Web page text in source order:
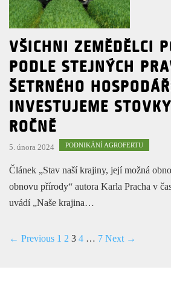
VŠICHNI ZEMĚDĚLCI
PODLE STEJNÝCH
ŠETRNÉHO
INVESTUJEME
ROČNĚ
5. února 2024 PODNIKÁNÍ AGROFERTU
Článek „Stav naší krajiny, její možná
obnovu přírody“ autora Karla Pracha v
uvádí „Naše krajina…
← Previous 1 2 3 4 … 7 Next →